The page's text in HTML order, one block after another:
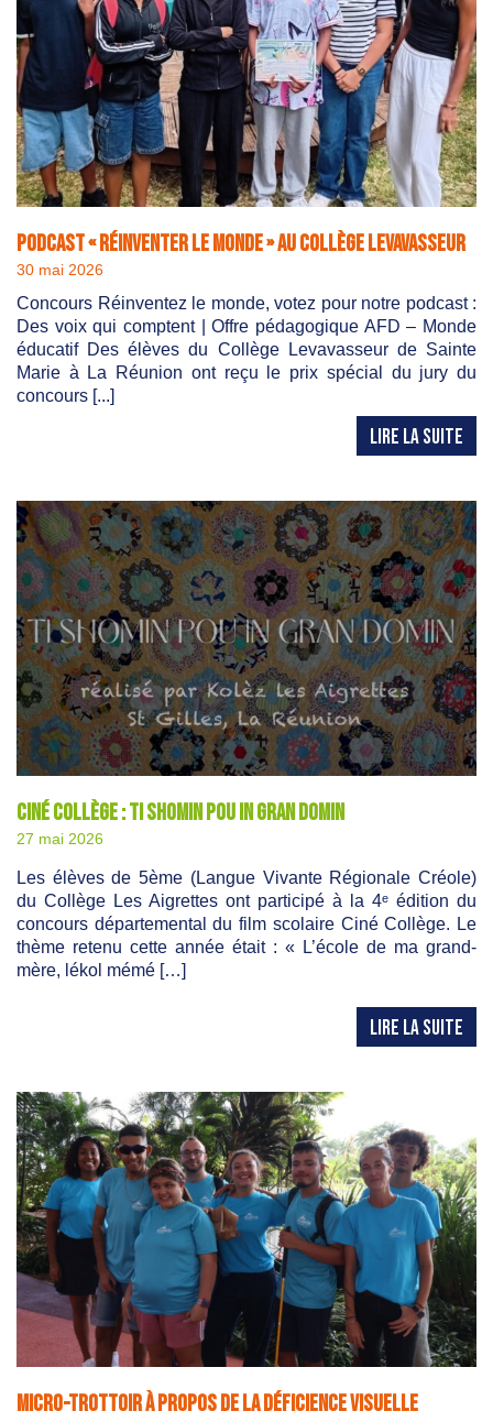
Podcast « Réinventer le monde » au Collège Levavasseur
30 mai 2026
Concours Réinventez le monde, votez pour notre podcast :
Des voix qui comptent | Offre pédagogique AFD – Monde
éducatif Des élèves du Collège Levavasseur de Sainte
Marie à La Réunion ont reçu le prix spécial du jury du
concours [...]
LIRE LA SUITE
Ciné Collège : Ti shomin pou in gran domin
27 mai 2026
Les élèves de 5ème (Langue Vivante Régionale Créole)
du Collège Les Aigrettes ont participé à la 4ᵉ édition du
concours départemental du film scolaire Ciné Collège. Le
thème retenu cette année était : « L’école de ma grand-
mère, lékol mémé […]
LIRE LA SUITE
Micro-trottoir à propos de la déficience visuelle